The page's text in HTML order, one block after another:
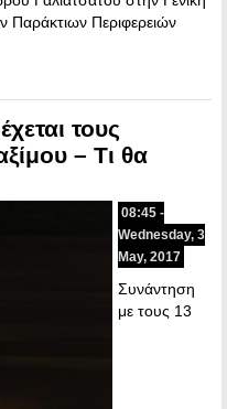
Παράκτιων Περιφερειών
τους
– Τι θα
08:45 -
Wednesday, 3
May, 2017
Συνάντηση
με τους 13